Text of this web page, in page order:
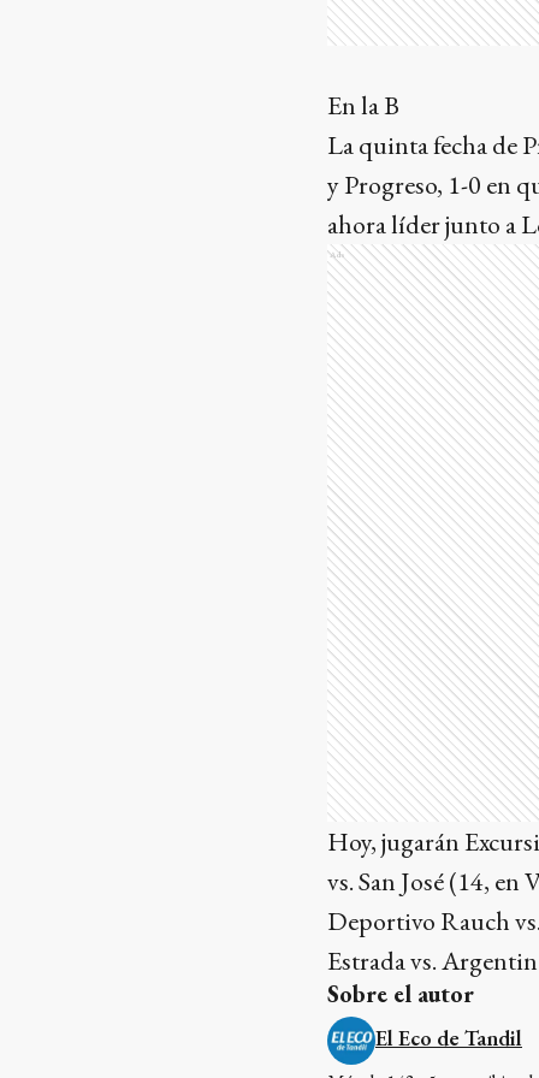
En la B
La quinta fecha de
y Progreso, 1-0 en
ahora líder junto a
Ads
Hoy, jugarán
vs. San José (14,
Deportivo Rauch
Estrada vs.
Sobre el autor
El Eco de Tandil